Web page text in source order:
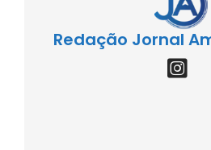
Redação Jornal